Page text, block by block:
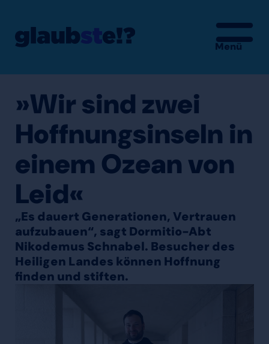
Menü
»Wir sind zwei
Hoffnungsinseln in
einem Ozean von
Leid«
„Es dauert Generationen, Vertrauen
aufzubauen“, sagt Dormitio-Abt
Nikodemus Schnabel. Besucher des
Heiligen Landes können Hoffnung
finden und stiften.